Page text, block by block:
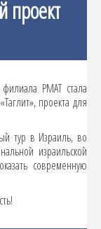
проект
филиала РМАТ стала
проекта для
тур в Израиль, во
израильской
современную